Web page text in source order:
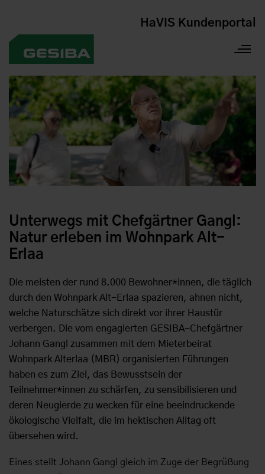
HaVIS Kundenportal
Unterwegs mit Chefgärtner Gangl:
Natur erleben im Wohnpark Alt-
Erlaa
Die meisten der rund 8.000 Bewohner*innen, die täglich
durch den Wohnpark Alt-Erlaa spazieren, ahnen nicht,
welche Naturschätze sich direkt vor ihrer Haustür
verbergen. Die vom engagierten GESIBA-Chefgärtner
Johann Gangl zusammen mit dem Mieterbeirat
Wohnpark Alterlaa (MBR) organisierten Führungen
haben es zum Ziel, das Bewusstsein der
Teilnehmer*innen zu schärfen, zu sensibilisieren und
deren Neugierde zu wecken für eine beeindruckende
ökologische Vielfalt, die im hektischen Alltag oft
übersehen wird.
Eines stellt Johann Gangl gleich im Zuge der Begrüßung